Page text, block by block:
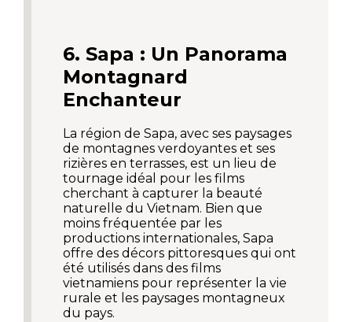
6. Sapa : Un Panorama
Montagnard
Enchanteur
La région de Sapa, avec ses paysages
de montagnes verdoyantes et ses
rizières en terrasses, est un lieu de
tournage idéal pour les films
cherchant à capturer la beauté
naturelle du Vietnam. Bien que
moins fréquentée par les
productions internationales, Sapa
offre des décors pittoresques qui ont
été utilisés dans des films
vietnamiens pour représenter la vie
rurale et les paysages montagneux
du pays.